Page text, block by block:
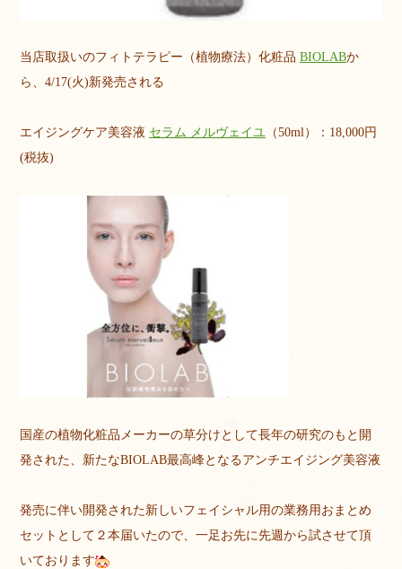
当店取扱いのフィトテラピー（植物療法）化粧品 BIOLABか
ら、4/17(火)新発売される
エイジングケア美容液 セラム メルヴェイユ （50ml）：18,000円
(税抜)
国産の植物化粧品メーカーの草分けとして長年の研究のもと開
発された、新たなBIOLAB最高峰となるアンチエイジング美容液
発売に伴い開発された新しいフェイシャル用の業務用おまとめ
セットとして２本届いたので、一足お先に先週から試させて頂
いております